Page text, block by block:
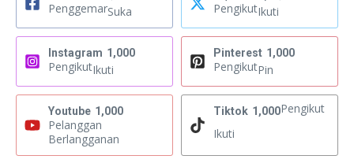
PenggemarSuka PengikutIkuti
Instagram 1,000
PengikutIkuti
Pinterest 1,000
PengikutPin
Youtube 1,000
Pelanggan
Berlangganan
Tiktok 1,000Pengikut
Ikuti